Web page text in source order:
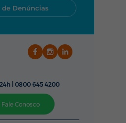
de Denúncias
| 0800 645 4200
Fale Conosco